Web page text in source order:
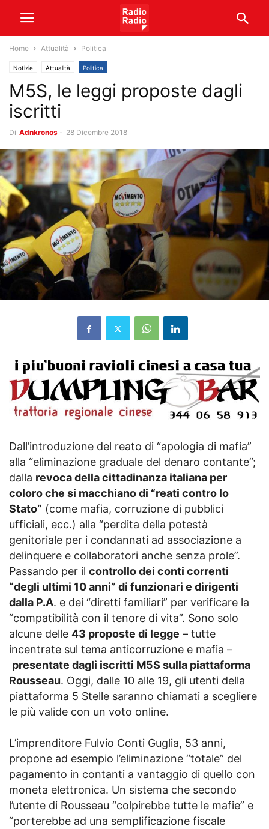
Home Attualità Politica
Notizie Attualità Politica
M5S, le leggi proposte dagli
iscritti
Di Adnkronos - 28 Dicembre 2018
Dall’introduzione del reato di “apologia di mafia”
alla “eliminazione graduale del denaro contante”;
dalla revoca della cittadinanza italiana per
coloro che si macchiano di “reati contro lo
Stato” (come mafia, corruzione di pubblici
ufficiali, ecc.) alla “perdita della potestà
genitoriale per i condannati ad associazione a
delinquere e collaboratori anche senza prole”.
Passando per il controllo dei conti correnti
“degli ultimi 10 anni” di funzionari e dirigenti
dalla P.A. e dei “diretti familiari” per verificare la
“compatibilità con il tenore di vita”. Sono solo
alcune delle 43 proposte di legge – tutte
incentrate sul tema anticorruzione e mafia –
presentate dagli iscritti M5S sulla piattaforma
Rousseau. Oggi, dalle 10 alle 19, gli utenti della
piattaforma 5 Stelle saranno chiamati a scegliere
le più valide con un voto online.
L’imprenditore Fulvio Conti Guglia, 53 anni,
propone ad esempio l’eliminazione “totale” del
pagamento in contanti a vantaggio di quello con
moneta elettronica. Un sistema che secondo
l’utente di Rousseau “colpirebbe tutte le mafie” e
“porterebbe ad una semplificazione fiscale